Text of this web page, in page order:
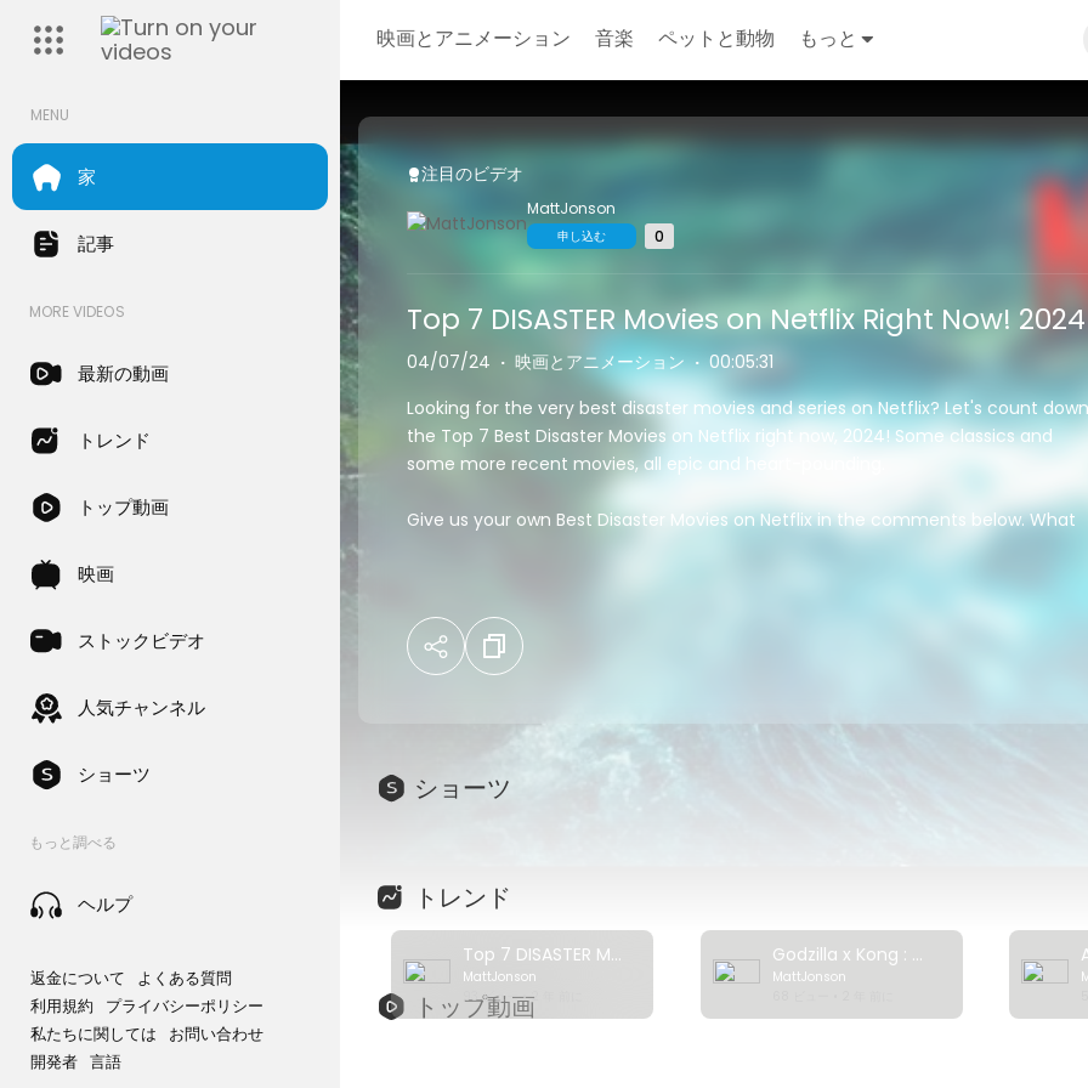
映画とアニメーション 音楽 ペットと動物 もっと
MENU
家
記事
MORE VIDEOS
最新の動画
トレンド
トップ動画
映画
ストックビデオ
人気チャンネル
ショーツ
もっと調べる
ヘルプ
返金について
よくある質問
利用規約
プライバシーポリシー
私たちに関しては
お問い合わせ
開発者 言語
注目のビデオ
MattJonson
申し込む 0
Top 7 DISASTER Movies on Netflix Right Now! 2024
04/07/24 · 映画とアニメーション · 00:05:31
Looking for the very best disaster movies and series on Netflix? Let's count down
the Top 7 Best Disaster Movies on Netflix right now, 2024! Some classics and
some more recent movies, all epic and heart-pounding.
Give us your own Best Disaster Movies on Netflix in the comments below. What
disaster movies should Netflix add? What are your favorite disaster movies of all
Can't find the movie on Netflix? Watch this video where I show you how to
movies from other regions:
01:45 - 5 - The Volcano - Rescue from Whakaari
03:52- 2 - High Water
04:31 - 1 - The Impossible
Cinegold brings you weekly videos that help you find the best movies to watch
on Netflix! Check out our channel for more videos like this one.
ショーツ
トレンド
トップ動画
Top 7 DISASTER Movies on Netflix Right Now! 2024
MattJonson
93 ビュー • 2 年 前に
Godzilla x Kong : The New Empire | Official Trailer
MattJonson